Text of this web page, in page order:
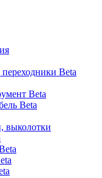
Beta
Beta
Beta
выколотки